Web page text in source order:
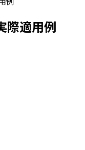
際適用例